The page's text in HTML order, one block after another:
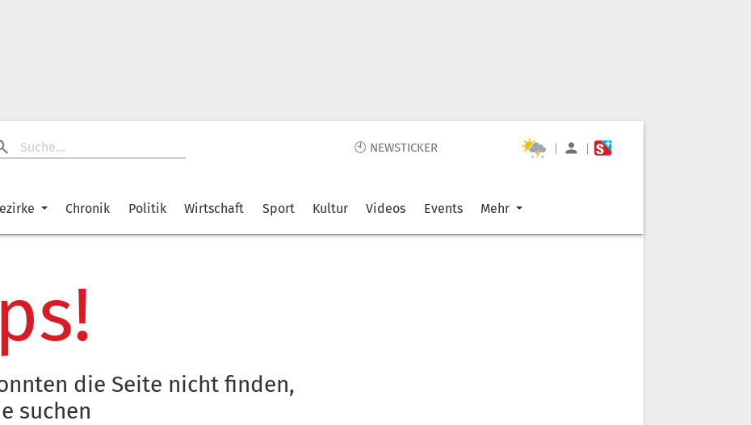
🕙 NEWSTICKER | |
Chronik Politik Wirtschaft Sport Kultur Videos Events Mehr
die Seite nicht finden,
suchen